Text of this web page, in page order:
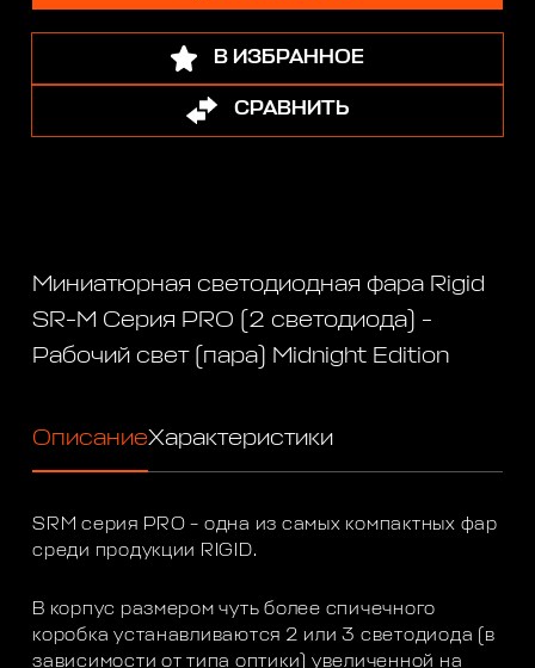
В ИЗБРАННОЕ
СРАВНИТЬ
Миниатюрная светодиодная фара Rigid
SR-M Серия PRO (2 светодиода) -
Рабочий свет (пара) Midnight Edition
ОписаниеХарактеристики
SRM серия PRO – одна из самых компактных фар
среди продукции RIGID.
В корпус размером чуть более спичечного
коробка устанавливаются 2 или 3 светодиода (в
зависимости от типа оптики) увеличенной на